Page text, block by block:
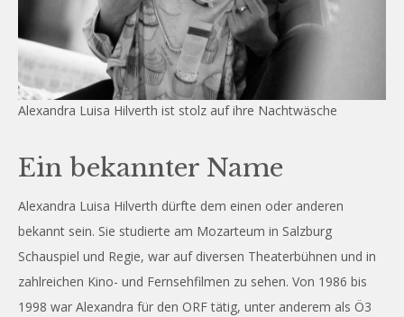
Alexandra Luisa Hilverth ist stolz auf ihre Nachtwäsche
Ein bekannter Name
Alexandra Luisa Hilverth dürfte dem einen oder anderen
bekannt sein. Sie studierte am Mozarteum in Salzburg
Schauspiel und Regie, war auf diversen Theaterbühnen und in
zahlreichen Kino- und Fernsehfilmen zu sehen. Von 1986 bis
1998 war Alexandra für den ORF tätig, unter anderem als Ö3